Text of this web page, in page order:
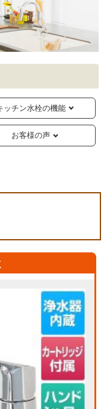
ッチン水栓の機能
お客様の声